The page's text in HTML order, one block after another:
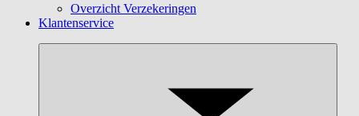
Overzicht Verzekeringen
Klantenservice